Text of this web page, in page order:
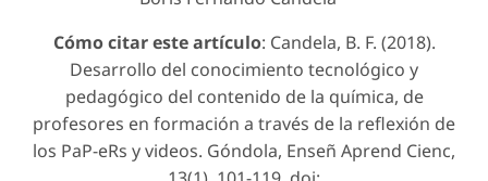
Cómo citar este artículo: Candela, B. F. (2018).
Desarrollo del conocimiento tecnológico y
pedagógico del contenido de la química, de
profesores en formación a través de la reflexión de
los PaP-eRs y videos. Góndola, Enseñ Aprend Cienc,